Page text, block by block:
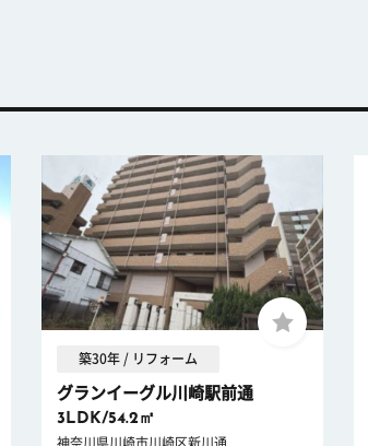
築30年 / リフォーム
グランイーグル川崎駅前通
3LDK/54.2㎡
神奈川県川崎市川崎区新川通